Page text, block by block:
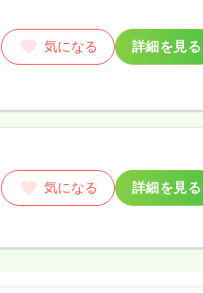
気になる 詳細を見る
気になる 詳細を見る